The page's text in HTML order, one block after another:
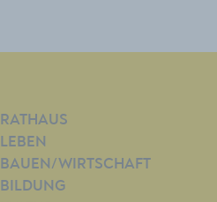
RATHAUS
LEBEN
BAUEN/WIRTSCHAFT
BILDUNG